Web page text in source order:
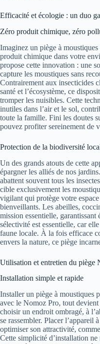
Efficacité et écologie : un duo
Zéro produit chimique, zéro
Imaginez un piège à
produit chimique dans votre
propose cette innovation : une
capture les moustiques sans
Contrairement aux insecticides
santé et l’écosystème, ce
tromper les nuisibles. Cette
inutiles dans l’air et le sol,
toute la famille. Fini les doutes
pouvez profiter sereinement de
Protection de la biodiversité
Un des grands atouts de cette
épargner les alliés de nos
abattent souvent tous les
cible exclusivement les
vigilant qui protège votre
bienveillants. Les abeilles,
mission essentielle,
sélectivité est essentielle, car
faune locale. À la fois efficace
envers la nature, ce piège
Utilisation et entretien du piège
Installation simple et rapide
Installer un piège à moustiques
avec le Nomoz Pro, tout
choisir un endroit ombragé, à
se rassembler. Placer l’appareil
optimiser son attractivité,
Cette simplicité d’installation ne